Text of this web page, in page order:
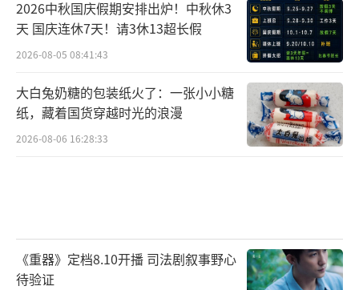
2026中秋国庆假期安排出炉！中秋休3
天 国庆连休7天！请3休13超长假
2026-08-05 08:41:43
大白兔奶糖的包装纸火了：一张小小糖
纸，藏着国货穿越时光的浪漫
2026-08-06 16:28:33
《重器》定档8.10开播 司法剧叙事野心
待验证